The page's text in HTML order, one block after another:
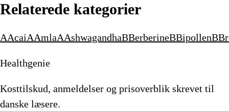
Relaterede kategorier
AAcaiAAmlaAAshwagandhaBBerberineBBipollenB
Healthgenie
Kosttilskud, anmeldelser og prisoverblik skrevet til
danske læsere.